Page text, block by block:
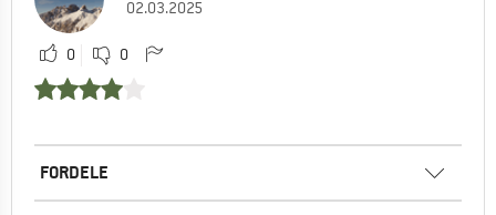
02.03.2025
0 0
FORDELE